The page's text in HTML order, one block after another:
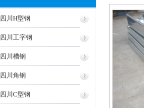
成都轨道-四川方管-成都矩管鑫红鑫2022年11月
8日报价
【企业资讯】四川钢轨-成都螺纹钢-成都鑫红鑫
【企业资讯】成都螺纹钢发布2022年10月27日
最新价格
【企业资讯】四川H型钢-成都H型钢-成都市鑫
红鑫物资有限公司20221013报价
【企业资讯】四川钢轨：美酝酿刺激计划稳经
四川H型钢
四川工字钢
四川槽钢
四川角钢
四川C型钢